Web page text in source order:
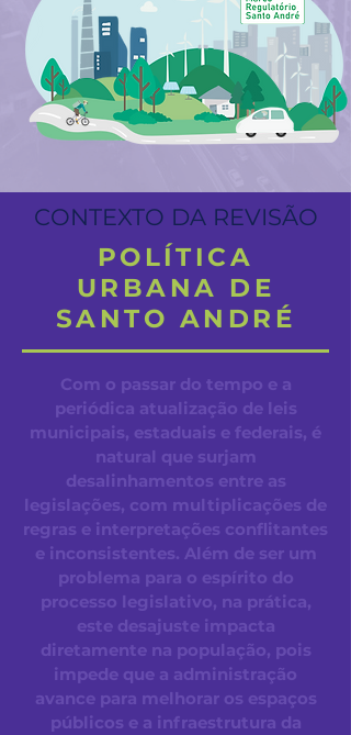
CONTEXTO DA REVISÃO
POLÍTICA
URBANA DE
SANTO ANDRÉ
Com o passar do tempo e a
periódica atualização de leis
municipais, estaduais e federais, é
natural que surjam
desalinhamentos entre as
legislações, com multiplicações de
regras e interpretações conflitantes
e inconsistentes. Além de ser um
problema para o espírito do
processo legislativo, na prática,
este desajuste impacta
diretamente na população, pois
impede que a administração
avance para melhorar os espaços
públicos e a infraestrutura da